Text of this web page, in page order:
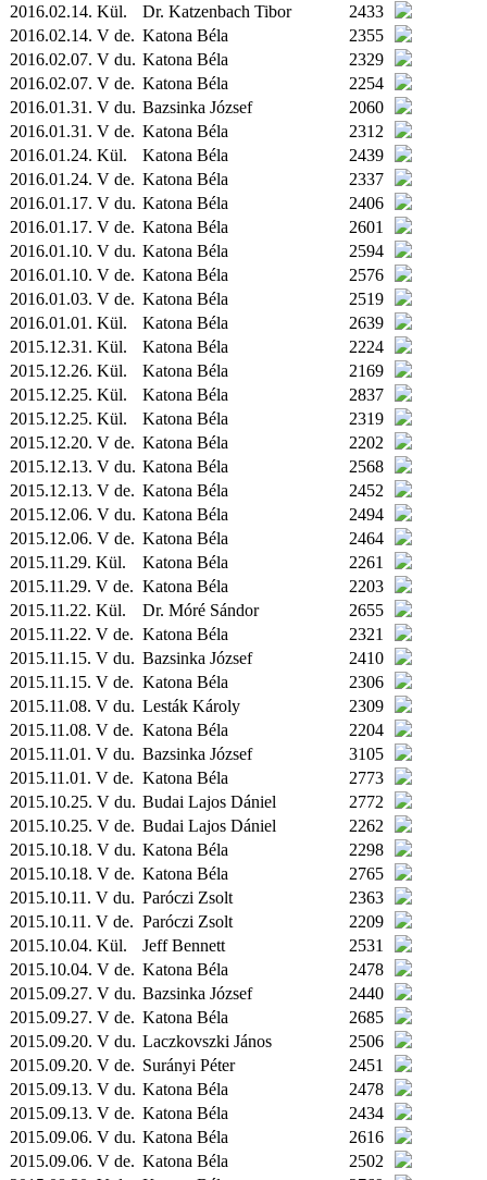
2016.02.14. Kül. Dr. Katzenbach Tibor
2433
2016.02.14. V de. Katona Béla
2355
2016.02.07. V du. Katona Béla
2329
2016.02.07. V de. Katona Béla
2254
2016.01.31. V du. Bazsinka József
2060
2016.01.31. V de. Katona Béla
2312
2016.01.24. Kül. Katona Béla
2439
2016.01.24. V de. Katona Béla
2337
2016.01.17. V du. Katona Béla
2406
2016.01.17. V de. Katona Béla
2601
2016.01.10. V du. Katona Béla
2594
2016.01.10. V de. Katona Béla
2576
2016.01.03. V de. Katona Béla
2519
2016.01.01. Kül. Katona Béla
2639
2015.12.31. Kül. Katona Béla
2224
2015.12.26. Kül. Katona Béla
2169
2015.12.25. Kül. Katona Béla
2837
2015.12.25. Kül. Katona Béla
2319
2015.12.20. V de. Katona Béla
2202
2015.12.13. V du. Katona Béla
2568
2015.12.13. V de. Katona Béla
2452
2015.12.06. V du. Katona Béla
2494
2015.12.06. V de. Katona Béla
2464
2015.11.29. Kül. Katona Béla
2261
2015.11.29. V de. Katona Béla
2203
2015.11.22. Kül. Dr. Móré Sándor
2655
2015.11.22. V de. Katona Béla
2321
2015.11.15. V du. Bazsinka József
2410
2015.11.15. V de. Katona Béla
2306
2015.11.08. V du. Lesták Károly
2309
2015.11.08. V de. Katona Béla
2204
2015.11.01. V du. Bazsinka József
3105
2015.11.01. V de. Katona Béla
2773
2015.10.25. V du. Budai Lajos Dániel
2772
2015.10.25. V de. Budai Lajos Dániel
2262
2015.10.18. V du. Katona Béla
2298
2015.10.18. V de. Katona Béla
2765
2015.10.11. V du. Paróczi Zsolt
2363
2015.10.11. V de. Paróczi Zsolt
2209
2015.10.04. Kül. Jeff Bennett
2531
2015.10.04. V de. Katona Béla
2478
2015.09.27. V du. Bazsinka József
2440
2015.09.27. V de. Katona Béla
2685
2015.09.20. V du. Laczkovszki János
2506
2015.09.20. V de. Surányi Péter
2451
2015.09.13. V du. Katona Béla
2478
2015.09.13. V de. Katona Béla
2434
2015.09.06. V du. Katona Béla
2616
2015.09.06. V de. Katona Béla
2502